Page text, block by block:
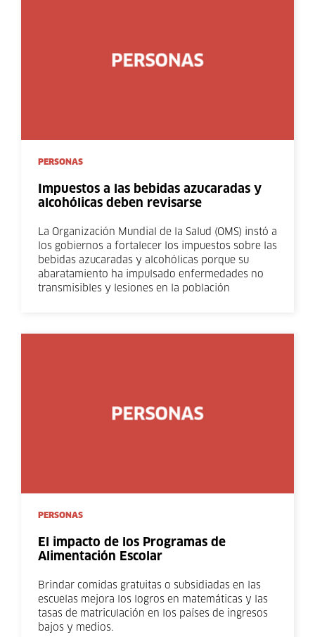
PERSONAS
Impuestos a las bebidas azucaradas y
alcohólicas deben revisarse
La Organización Mundial de la Salud (OMS) instó a
los gobiernos a fortalecer los impuestos sobre las
bebidas azucaradas y alcohólicas porque su
abaratamiento ha impulsado enfermedades no
transmisibles y lesiones en la población
PERSONAS
El impacto de los Programas de
Alimentación Escolar
Brindar comidas gratuitas o subsidiadas en las
escuelas mejora los logros en matemáticas y las
tasas de matriculación en los países de ingresos
bajos y medios.